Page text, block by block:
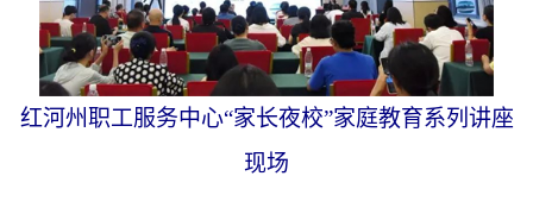
红河州职工服务中心“家长夜校”家庭教育系列讲座
现场